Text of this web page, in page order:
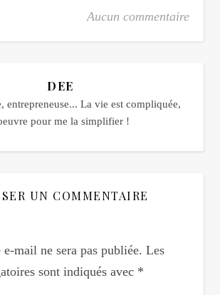
Aucun commentaire
DEE
entrepreneuse... La vie est compliquée,
pour me la simplifier !
UN COMMENTAIRE
e-mail ne sera pas publiée. Les
sont indiqués avec *